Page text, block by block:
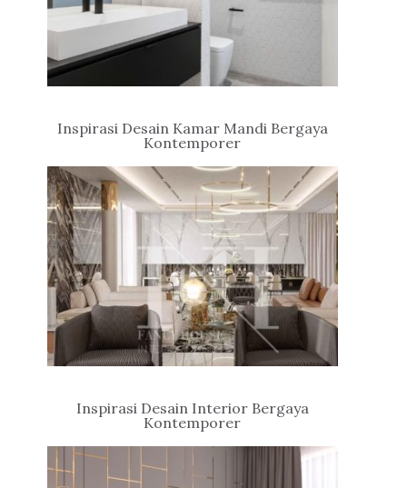
Inspirasi Desain Kamar Mandi Bergaya
Kontemporer
Inspirasi Desain Interior Bergaya
Kontemporer